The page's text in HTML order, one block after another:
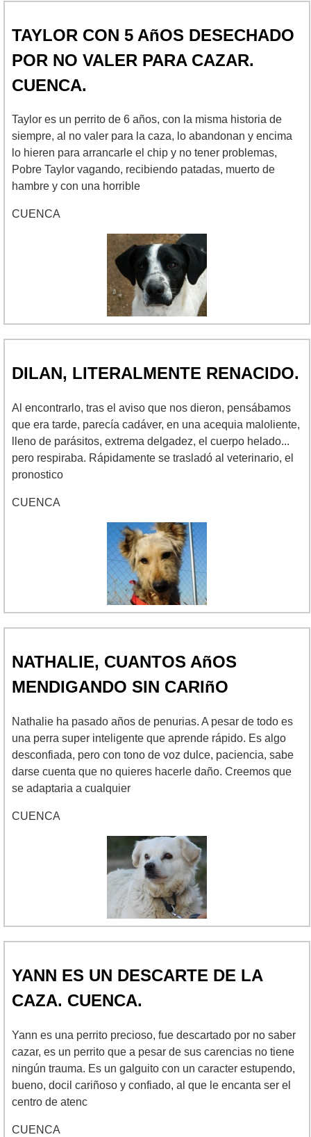
TAYLOR CON 5 AñOS DESECHADO
POR NO VALER PARA CAZAR.
CUENCA.
Taylor es un perrito de 6 años, con la misma historia de
siempre, al no valer para la caza, lo abandonan y encima
lo hieren para arrancarle el chip y no tener problemas,
Pobre Taylor vagando, recibiendo patadas, muerto de
hambre y con una horrible
CUENCA
DILAN, LITERALMENTE RENACIDO.
Al encontrarlo, tras el aviso que nos dieron, pensábamos
que era tarde, parecía cadáver, en una acequia maloliente,
lleno de parásitos, extrema delgadez, el cuerpo helado...
pero respiraba. Rápidamente se trasladó al veterinario, el
pronostico
CUENCA
NATHALIE, CUANTOS AñOS
MENDIGANDO SIN CARIñO
Nathalie ha pasado años de penurias. A pesar de todo es
una perra super inteligente que aprende rápido. Es algo
desconfiada, pero con tono de voz dulce, paciencia, sabe
darse cuenta que no quieres hacerle daño. Creemos que
se adaptaria a cualquier
CUENCA
YANN ES UN DESCARTE DE LA
CAZA. CUENCA.
Yann es una perrito precioso, fue descartado por no saber
cazar, es un perrito que a pesar de sus carencias no tiene
ningún trauma. Es un galguito con un caracter estupendo,
bueno, docil cariñoso y confiado, al que le encanta ser el
centro de atenc
CUENCA